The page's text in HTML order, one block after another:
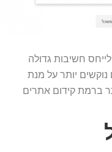
חשיבות גדולה
יותר על מנת
ברמת קידום אתרים